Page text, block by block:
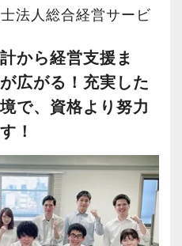
分野から構成されてお
客様の役に立てる）資
が決定されるわけでは
給与に差がついていき
当者の売上」がありま
てインセンティブがあ
されます。
複数在籍しておりま
事を何でも解決する」
。
も切れない関係のた
していきますが、顧問
内に、「やりたいこ
です。
れが「やりがい」とな
。
やりたいこと」を探し
法人総合経営サービ
から経営支援ま
広がる！充実した
で、資格より努力
！